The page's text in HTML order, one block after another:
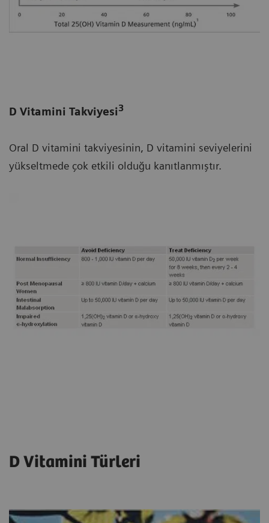
D Vitamini Takviyesi3
Oral D vitamini takviyesinin, D vitamini seviyelerini
yükseltmede çok etkili olduğu kanıtlanmıştır.
D Vitamini Türleri